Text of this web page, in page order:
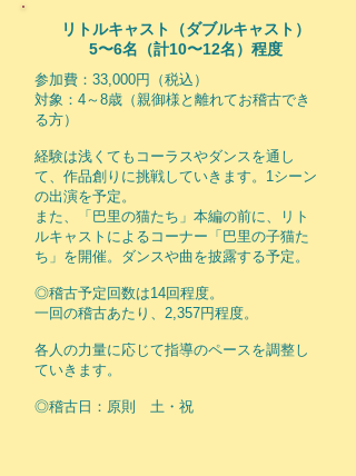
リトルキャスト（ダブルキャスト）
5〜6名（計10〜12名）程度
参加費：33,000円（税込）
対象：4～8歳（親御様と離れてお稽古でき
る方）
経験は浅くてもコーラスやダンスを通し
て、作品創りに挑戦していきます。1シーン
の出演を予定。
また、「巴里の猫たち」本編の前に、リト
ルキャストによるコーナー「巴里の子猫た
ち」を開催。ダンスや曲を披露する予定。
◎稽古予定回数は14回程度。
一回の稽古あたり、2,357円程度。
​各人の力量に応じて指導のペースを調整し
ていきます。
◎稽古日：原則 土・祝